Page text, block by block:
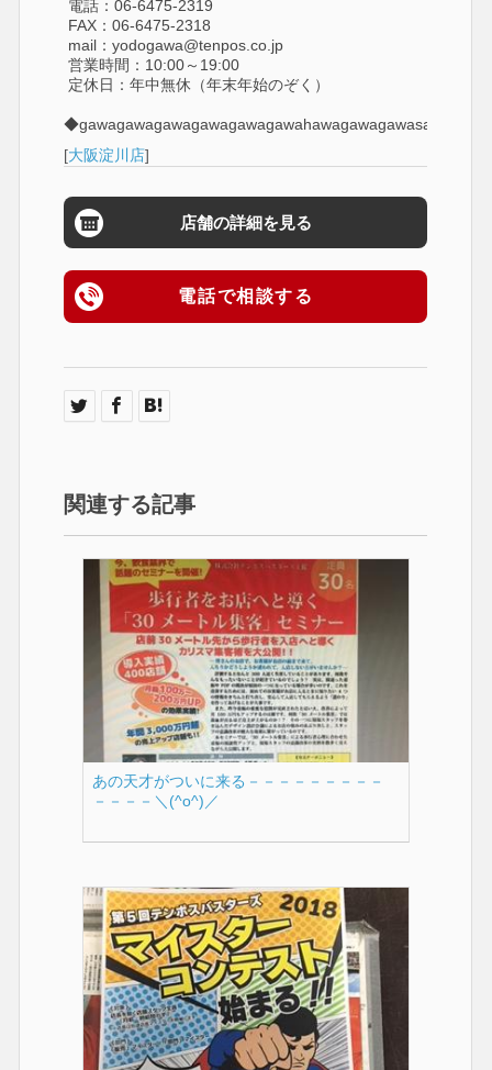
電話：06-6475-2319
FAX：06-6475-2318
mail：yodogawa@tenpos.co.jp
営業時間：10:00～19:00
定休日：年中無休（年末年始のぞく）
[大阪淀川店]
店舗の詳細を見る
電話で相談する
関連する記事
あの天才がついに来る－－－－－－－－－
－－－－＼(^o^)／